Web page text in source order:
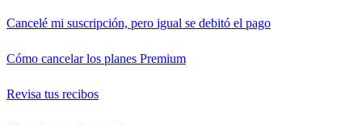
Cancelé mi suscripción, pero igual se debitó el pago
Cómo cancelar los planes Premium
Revisa tus recibos